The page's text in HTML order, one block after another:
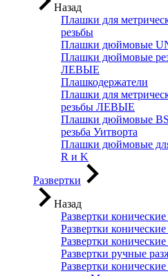
Назад
Плашки для
резьбы
Плашки дюймовые
Плашки дюймовые
ЛЕВЫЕ
Плашкодержатели
Плашки для
резьбы ЛЕВЫЕ
Плашки дюймовые
резьба Уитворта
Плашки дюймовые
R и K
Развертки
Назад
Развертки
Развертки
Развертки
Развертки ручные
Развертки